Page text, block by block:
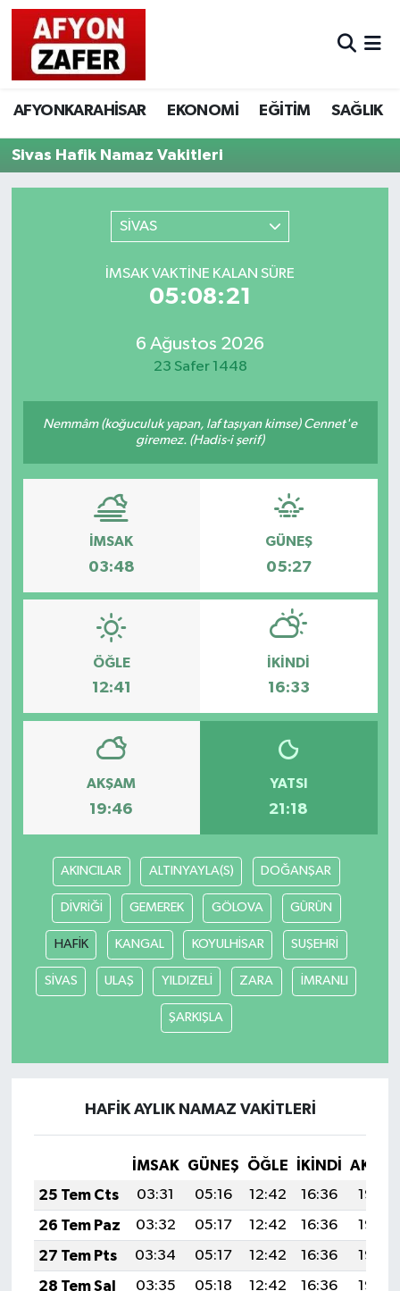
AFYONKARAHİSAR EKONOMİ EĞİTİM SAĞLIK
Sivas Hafik Namaz Vakitleri
SİVAS
İMSAK VAKTINE KALAN SÜRE
05:08:21
6 Ağustos 2026
23 Safer 1448
Nemmâm (koğuculuk yapan, laf taşıyan kimse) Cennet'e
giremez. (Hadis-i şerif)
İMSAK
03:48
GÜNEŞ
05:27
ÖĞLE
12:41
İKINDI
16:33
AKŞAM
19:46
YATSI
21:18
AKINCILAR ALTINYAYLA(S) DOĞANŞAR
DİVRİĞİ GEMEREK GÖLOVA GÜRÜN
HAFİK KANGAL KOYULHİSAR SUŞEHRİ
SİVAS ULAŞ YILDIZELİ ZARA İMRANLI
ŞARKIŞLA
HAFİK AYLIK NAMAZ VAKITLERI
İMSAK GÜNEŞ ÖĞLE İKINDI
25 Tem Cts
03:31 05:16 12:42 16:36
19:58
26 Tem Paz
03:32 05:17 12:42 16:36
19:58
27 Tem Pts
03:34 05:17 12:42 16:36
19:57
28 Tem Sal
03:35 05:18 12:42 16:36
19:56